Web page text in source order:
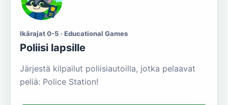
Ikärajat 0-5 · Educational Games
Poliisi lapsille
Järjestä kilpailut poliisiautoilla, jotka pelaavat
peliä: Police Station!